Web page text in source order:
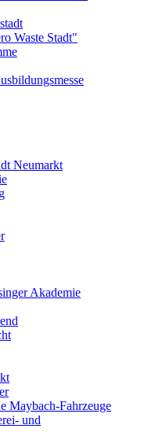
Waste Stadt"
Neumarkt
Akademie
Maybach-Fahrzeuge
und